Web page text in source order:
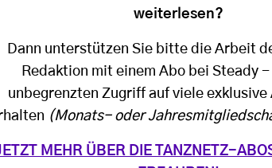
weiterlesen?
Dann unterstützen Sie bitte die Arbeit
Redaktion mit einem Abo bei Steady
unbegrenzten Zugriff auf viele exklusive
(Monats- oder
MEHR ÜBER DIE TANZNETZ-